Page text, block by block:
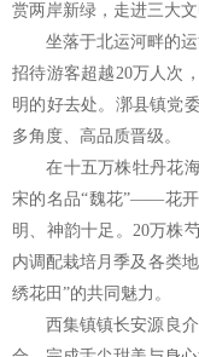
赏两岸新绿，走进三大
坐落于北运河畔的运
招待游客超越20万人次
明的好去处。漷县镇党
多角度、高品质晋级。
在十五万株牡丹花海
宋的名品“魏花”——花
明、神韵十足。20万株
内调配栽培月季及各类
绣花田”的共同魅力。
西集镇镇长安源良介